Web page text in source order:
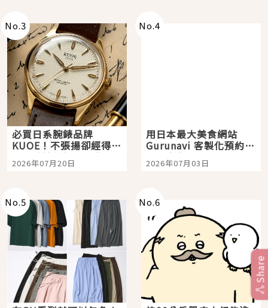
No.3
必買日系腕錶品牌
KUOE！不張揚卻經得起
時間洗鍊的經典之作五
選
2026年07月20日
No.4
用日本最大美食網站
Gurunavi 客製化預約九
大都市餐廳，打造專屬
美食體驗！
2026年07月03日
No.5 No.6
Share